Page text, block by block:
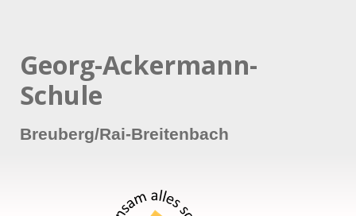
Georg-Ackermann-
Schule
Breuberg/Rai-Breitenbach